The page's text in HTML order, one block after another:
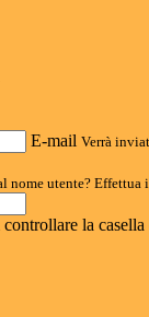
E-mail Verrà
nome utente? Effettua
la